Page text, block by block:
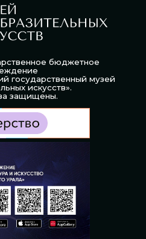
бюджетное
государственный музей
искусств».
защищены.